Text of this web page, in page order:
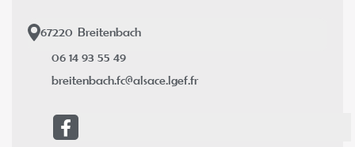
67220 Breitenbach
06 14 93 55 49
breitenbach.fc@alsace.lgef.fr